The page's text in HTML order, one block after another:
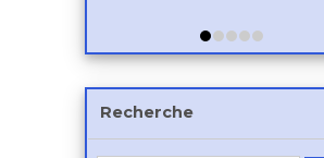
Recherche